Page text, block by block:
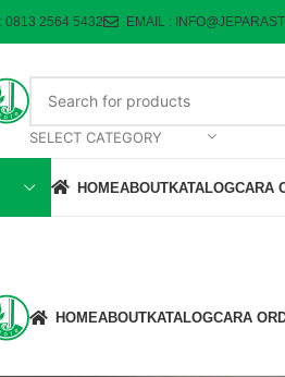
0813 2564 5432 EMAIL :
SELECT CATEGORY
HOMEABOUTKATALOGCARA
HOMEABOUTKATALOGCARA